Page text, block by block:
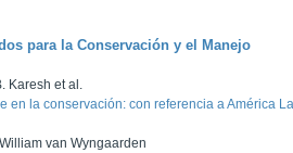
para la Conservación y el Manejo
Karesh et al.
en la conservación: con referencia a América
van Wyngaarden